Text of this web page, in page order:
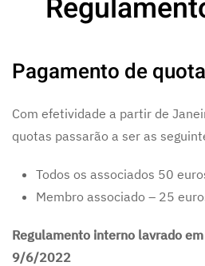
Pagamento de
Com efetividade a partir de
quotas passarão a ser as
Todos os associados 50
Membro associado – 25
Regulamento interno lavrado
9/6/2022